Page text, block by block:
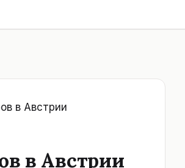
в Австрии
в Австрии